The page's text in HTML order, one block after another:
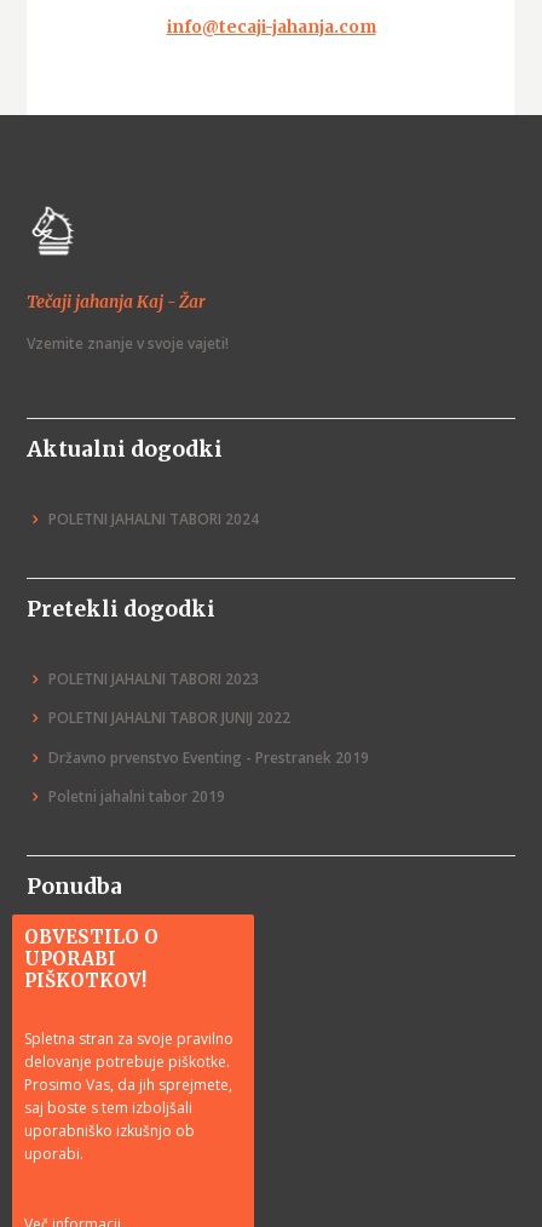
info@tecaji-jahanja.com
Tečaji jahanja Kaj - Žar
Vzemite znanje v svoje vajeti!
Aktualni dogodki
POLETNI JAHALNI TABORI 2024
Pretekli dogodki
POLETNI JAHALNI TABORI 2023
POLETNI JAHALNI TABOR JUNIJ 2022
Državno prvenstvo Eventing - Prestranek 2019
Poletni jahalni tabor 2019
Ponudba
Jahanje
Tečaji jahanja
Rojstni dnevi
Vožnja s kočijo
Darilni boni
OBVESTILO O
UPORABI
PIŠKOTKOV!
Spletna stran za svoje pravilno
delovanje potrebuje piškotke.
Prosimo Vas, da jih sprejmete,
saj boste s tem izboljšali
uporabniško izkušnjo ob
uporabi.